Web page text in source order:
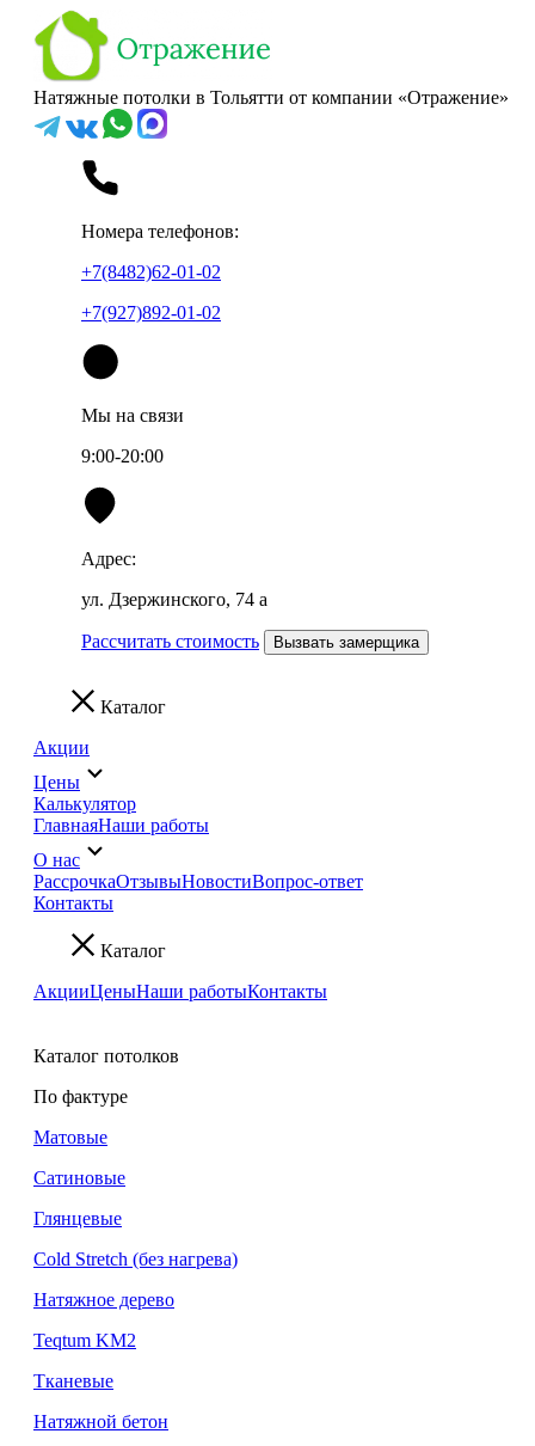
Натяжные потолки в Тольятти от компании «Отражение»
Номера телефонов:
+7(8482)62-01-02
+7(927)892-01-02
Мы на связи
9:00-20:00
Адрес:
ул. Дзержинского, 74 а
Рассчитать стоимость Вызвать замерщика
Каталог
Акции
Цены
Калькулятор
ГлавнаяНаши работы
О нас
РассрочкаОтзывыНовостиВопрос-ответ
Контакты
Каталог
АкцииЦеныНаши работыКонтакты
Каталог потолков
По фактуре
Матовые
Сатиновые
Глянцевые
Cold Stretch (без нагрева)
Натяжное дерево
Teqtum KM2
Тканевые
Натяжной бетон